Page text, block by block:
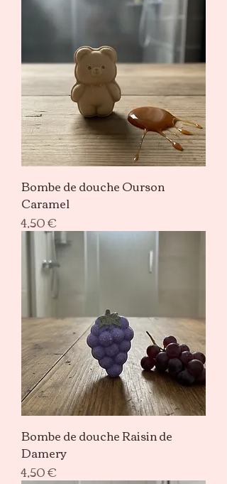
Bombe de douche Ourson
Caramel
Prix
4,50 €
Bombe de douche Raisin de
Damery
Prix
4,50 €